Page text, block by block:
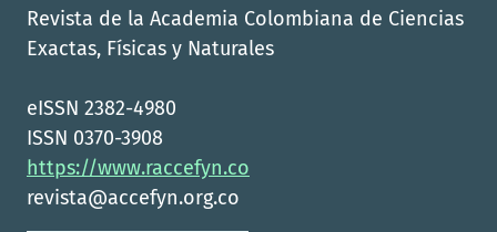
Revista de la Academia Colombiana de Ciencias
Exactas, Físicas y Naturales
eISSN 2382-4980
ISSN 0370-3908
https://www.raccefyn.co
revista@accefyn.org.co